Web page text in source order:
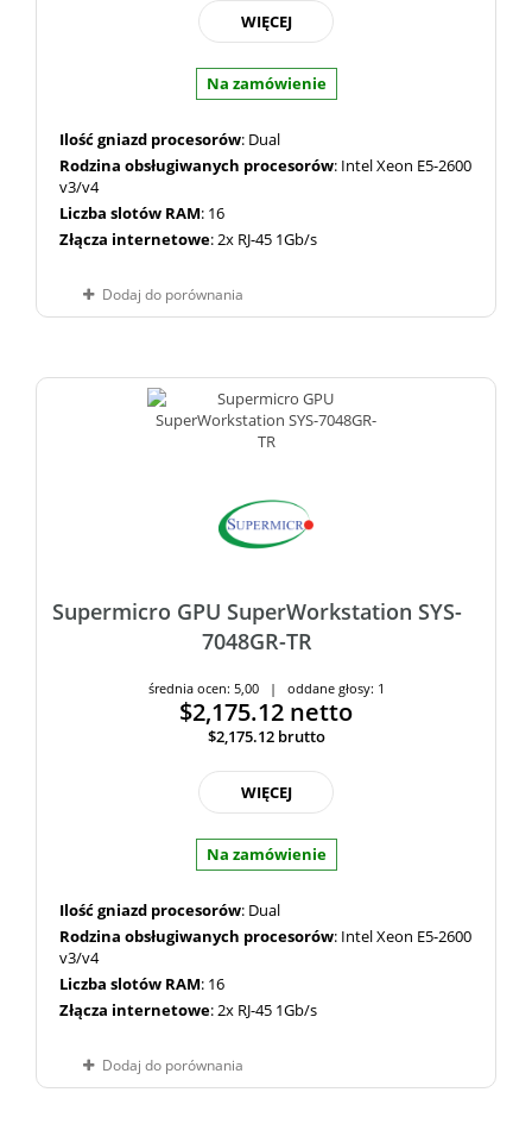
WIĘCEJ
Na zamówienie
Ilość gniazd procesorów: Dual
Rodzina obsługiwanych procesorów: Intel Xeon E5-2600
v3/v4
Liczba slotów RAM: 16
Złącza internetowe: 2x RJ-45 1Gb/s
Dodaj do porównania
Supermicro GPU SuperWorkstation SYS-
7048GR-TR
średnia ocen: 5,00 | oddane głosy: 1
$2,175.12 netto
$2,175.12 brutto
WIĘCEJ
Na zamówienie
Ilość gniazd procesorów: Dual
Rodzina obsługiwanych procesorów: Intel Xeon E5-2600
v3/v4
Liczba slotów RAM: 16
Złącza internetowe: 2x RJ-45 1Gb/s
Dodaj do porównania